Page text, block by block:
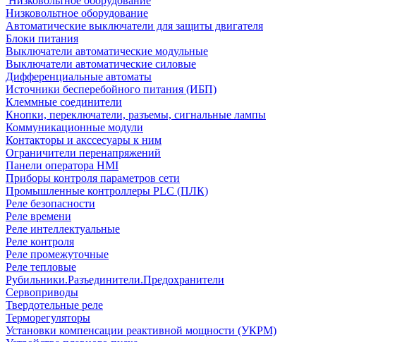
Низковольтное оборудование
Автоматические выключатели для защиты двигателя
Блоки питания
Выключатели автоматические модульные
Выключатели автоматические силовые
Дифференциальные автоматы
Источники бесперебойного питания (ИБП)
Клеммные соединители
Кнопки, переключатели, разъемы, сигнальные лампы
Коммуникационные модули
Контакторы и акссесуары к ним
Ограничители перенапряжений
Панели оператора HMI
Приборы контроля параметров сети
Промышленные контроллеры PLC (ПЛК)
Реле безопасности
Реле времени
Реле интеллектуальные
Реле контроля
Реле промежуточные
Реле тепловые
Рубильники.Разъединители.Предохранители
Сервоприводы
Твердотельные реле
Терморегуляторы
Установки компенсации реактивной мощности (УКРМ)